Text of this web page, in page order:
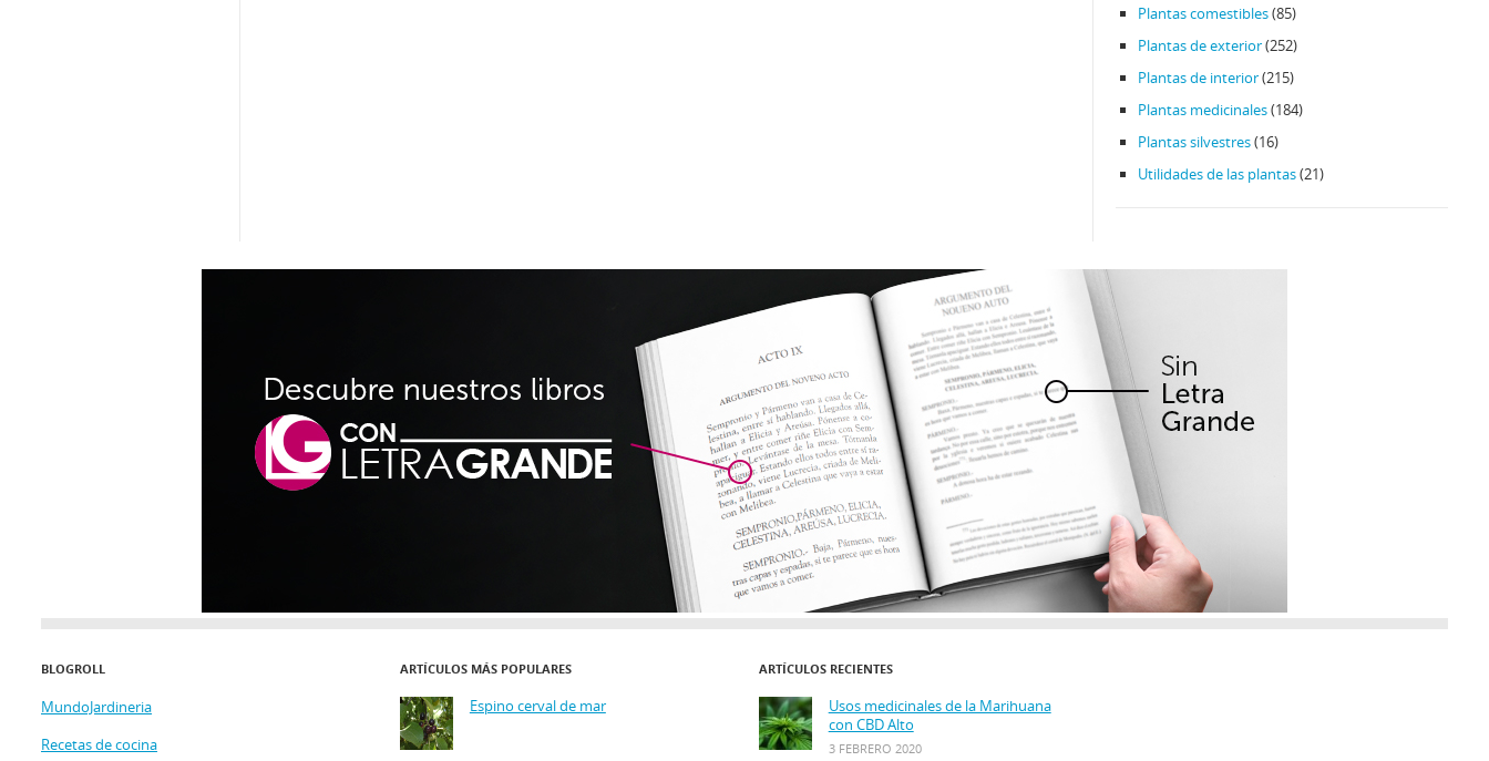
Plantas comestibles(85)
Plantas de exterior(252)
Plantas de interior(215)
Plantas medicinales(184)
Plantas silvestres(16)
Utilidades de las plantas(21)
BLOGROLL
MundoJardineria
Recetas de cocina
ARTÍCULOS MÁS POPULARES
Espino cerval de mar
ARTÍCULOS RECIENTES
Usos medicinales de la Marihuana
con CBD Alto
3 FEBRERO 2020